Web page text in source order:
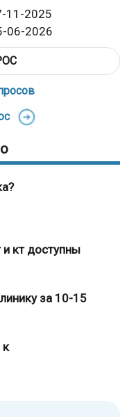
11-2025
06-2026
и кт доступны
за 10-15
к